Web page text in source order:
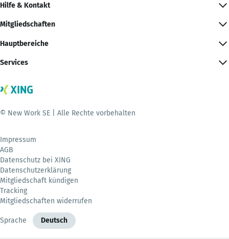
Hilfe & Kontakt
Mitgliedschaften
Hauptbereiche
Services
© New Work SE | Alle Rechte vorbehalten
Impressum
AGB
Datenschutz bei XING
Datenschutzerklärung
Mitgliedschaft kündigen
Tracking
Mitgliedschaften widerrufen
Sprache Deutsch